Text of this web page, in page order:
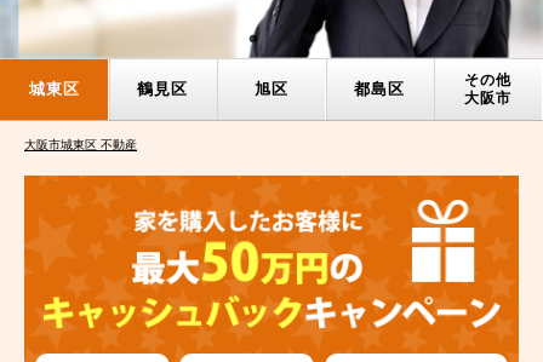
城東区 鶴見区 旭区 都島区
その他
大阪市
大阪市城東区 不動産